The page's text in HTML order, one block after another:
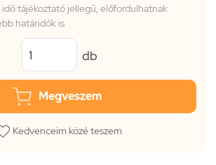
idő tájékoztató jellegű, előfordulhatnak
határidők is
db
Megveszem
Kedvenceim közé teszem